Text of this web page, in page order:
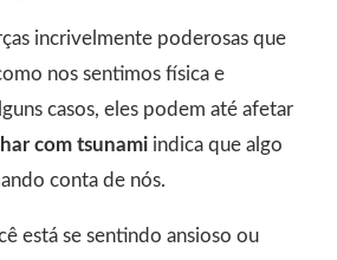
incrivelmente poderosas que
nos sentimos física e
casos, eles podem até afetar
com tsunami indica que algo
conta de nós.
está se sentindo ansioso ou